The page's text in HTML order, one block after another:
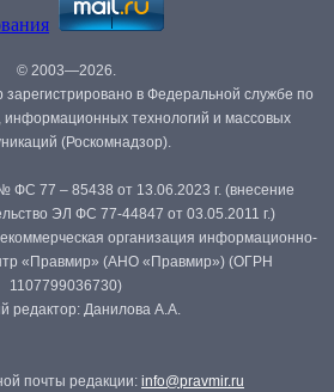
© 2003—2026.
в Федеральной службе по
информационных технологий и массовых
(Роскомнадзор).
ФС 77 – 85438 от 13.06.2023 г. (внесение
ЭЛ ФС 77-44847 от 03.05.2011 г.)
организация информационно-
«Правмир» (АНО «Правмир») (ОГРН
1107799036730)
редактор: Данилова А.А.
почты редакции: info@pravmir.ru